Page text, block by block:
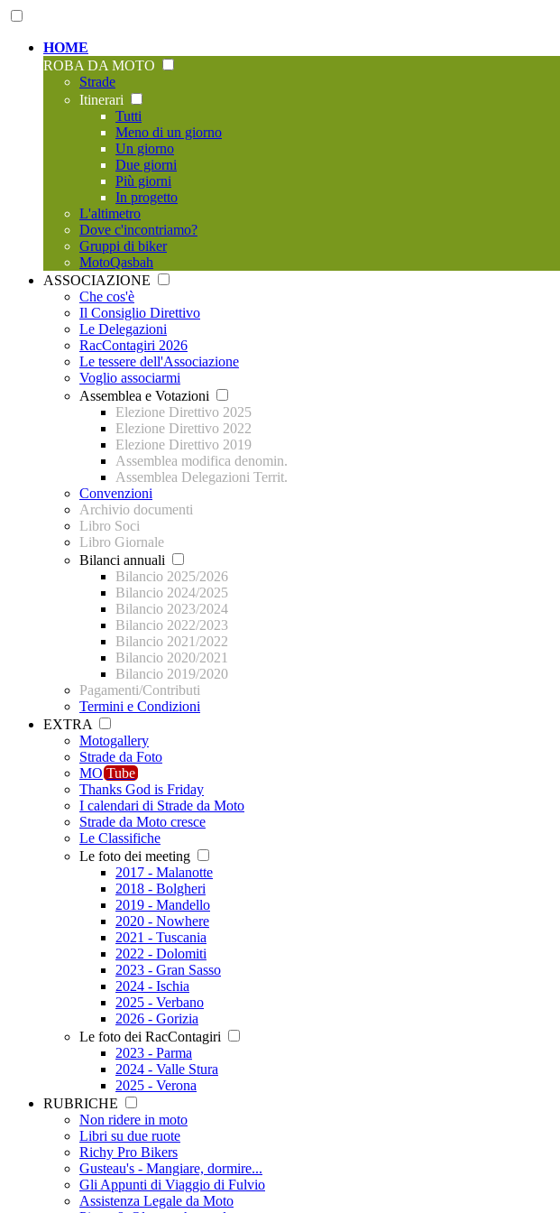
HOME
ROBA DA MOTO
Strade
Itinerari
Tutti
Meno di un giorno
Un giorno
Due giorni
Più giorni
In progetto
L'altimetro
Dove c'incontriamo?
Gruppi di biker
MotoQasbah
ASSOCIAZIONE
Che cos'è
Il Consiglio Direttivo
Le Delegazioni
RacContagiri 2026
Le tessere dell'Associazione
Voglio associarmi
Assemblea e Votazioni
Elezione Direttivo 2025
Elezione Direttivo 2022
Elezione Direttivo 2019
Assemblea modifica denomin.
Assemblea Delegazioni Territ.
Convenzioni
Archivio documenti
Libro Soci
Libro Giornale
Bilanci annuali
Bilancio 2025/2026
Bilancio 2024/2025
Bilancio 2023/2024
Bilancio 2022/2023
Bilancio 2021/2022
Bilancio 2020/2021
Bilancio 2019/2020
Pagamenti/Contributi
Termini e Condizioni
EXTRA
Motogallery
Strade da Foto
MO Tube
Thanks God is Friday
I calendari di Strade da Moto
Strade da Moto cresce
Le Classifiche
Le foto dei meeting
2017 - Malanotte
2018 - Bolgheri
2019 - Mandello
2020 - Nowhere
2021 - Tuscania
2022 - Dolomiti
2023 - Gran Sasso
2024 - Ischia
2025 - Verbano
2026 - Gorizia
Le foto dei RacContagiri
2023 - Parma
2024 - Valle Stura
2025 - Verona
RUBRICHE
Non ridere in moto
Libri su due ruote
Richy Pro Bikers
Gusteau's - Mangiare, dormire...
Gli Appunti di Viaggio di Fulvio
Assistenza Legale da Moto